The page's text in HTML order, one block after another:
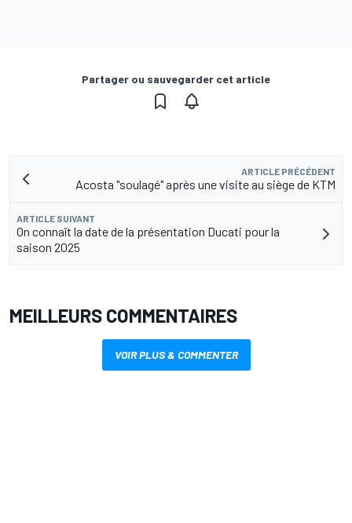
Partager ou sauvegarder cet article
ARTICLE PRÉCÉDENT
Acosta "soulagé" après une visite au siège de KTM
ARTICLE SUIVANT
On connaît la date de la présentation Ducati pour la
saison 2025
MEILLEURS COMMENTAIRES
VOIR PLUS & COMMENTER